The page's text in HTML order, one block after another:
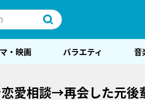
・映画 バラエティ 音
愛相談→再会した元後